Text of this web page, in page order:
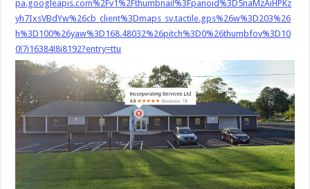
pa.googleapis.com%2Fv1%2Fthumbnail%3Fpanoid%3D5naMzAiHPKz
yh7IxsVBdYw%26cb_client%3Dmaps_sv.tactile.gps%26w%3D203%26
h%3D100%26yaw%3D168.48032%26pitch%3D0%26thumbfov%3D10
0!7i16384!8i8192?entry=ttu